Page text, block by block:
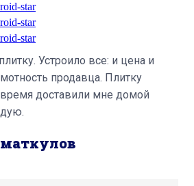
Устроило все: и цена и
продавца. Плитку
доставили мне домой